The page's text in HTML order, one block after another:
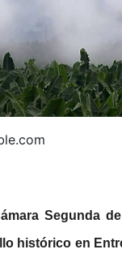
Segunda
histórico en